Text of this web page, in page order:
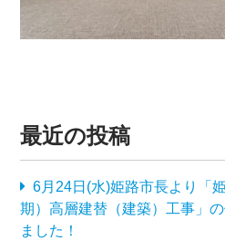
最近の投稿
6月24日(水)姫路市長より「
期）高層建替（建築）工事」
ました！